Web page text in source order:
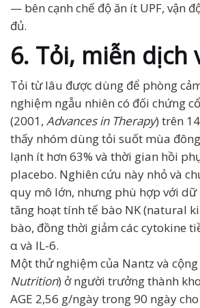
— bên cạnh chế độ ăn ít UPF, vận
đủ.
6. Tỏi, miễn dịch
Tỏi từ lâu được dùng để phòng
nghiệm ngẫu nhiên có đối chứng
(2001, Advances in Therapy) trên
thấy nhóm dùng tỏi suốt mùa
lạnh ít hơn 63% và thời gian hồi
placebo. Nghiên cứu này nhỏ và
quy mô lớn, nhưng phù hợp với dữ
tăng hoạt tính tế bào NK (natural
bào, đồng thời giảm các cytokine
α và IL-6.
Một thử nghiệm của Nantz và cộng
Nutrition) ở người trưởng thành
AGE 2,56 g/ngày trong 90 ngày